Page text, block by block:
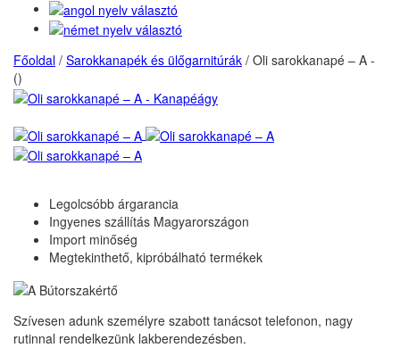
Főoldal / Sarokkanapék és ülőgarnitúrák / Oli sarokkanapé – A -
()
Legolcsóbb árgarancia
Ingyenes szállítás Magyarországon
Import minőség
Megtekinthető, kipróbálható termékek
Szívesen adunk személyre szabott tanácsot telefonon, nagy
rutinnal rendelkezünk lakberendezésben.